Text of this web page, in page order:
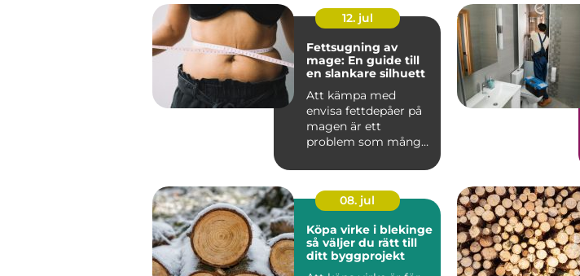
12. jul
Fettsugning av
mage: En guide till
en slankare silhuett
Att kämpa med
envisa fettdepåer på
magen är ett
problem som många
08. jul
Köpa virke i blekinge
så väljer du rätt till
ditt byggprojekt